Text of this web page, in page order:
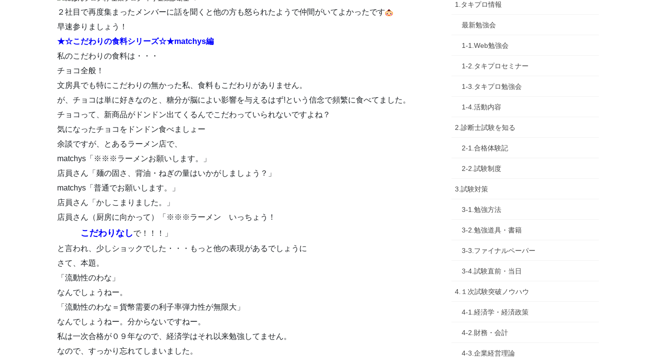
２社目で再度集まったメンバーに話を聞くと他の方も怒られたようで仲間がいてよかったです
早速参りましょう！
★☆こだわりの食料シリーズ☆★matchys編
私のこだわりの食料は・・・
チョコ全般！
文房具でも特にこだわりの無かった私、食料もこだわりがありません。
が、チョコは単に好きなのと、糖分が脳によい影響を与えるはず!という信念で頻繁に食べてました。
チョコって、新商品がドンドン出てくるんでこだわっていられないですよね？
気になったチョコをドンドン食べましょー
余談ですが、とあるラーメン店で、
matchys「※※※ラーメンお願いします。」
店員さん「麺の固さ、背油・ねぎの量はいかがしましょう？」
matchys「普通でお願いします。」
店員さん「かしこまりました。」
店員さん（厨房に向かって）「※※※ラーメン いっちょう！
こだわりなしで！！！」
と言われ、少しショックでした・・・もっと他の表現があるでしょうに
さて、本題。
「流動性のわな」
なんでしょうねー。
「流動性のわな＝貨幣需要の利子率弾力性が無限大」
なんでしょうねー。分からないですねー。
私は一次合格が０９年なので、経済学はそれ以来勉強してません。
なので、すっかり忘れてしまいました。
1.タキプロ情報
最新勉強会
1-1.Web勉強会
1-2.タキプロセミナー
1-3.タキプロ勉強会
1-4.活動内容
2.診断士試験を知る
2-1.合格体験記
2-2.試験制度
3.試験対策
3-1.勉強方法
3-2.勉強道具・書籍
3-3.ファイナルペーパー
3-4.試験直前・当日
4.１次試験突破ノウハウ
4-1.経済学・経済政策
4-2.財務・会計
4-3.企業経営理論